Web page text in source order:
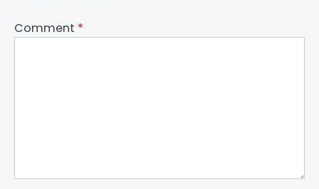
Comment *